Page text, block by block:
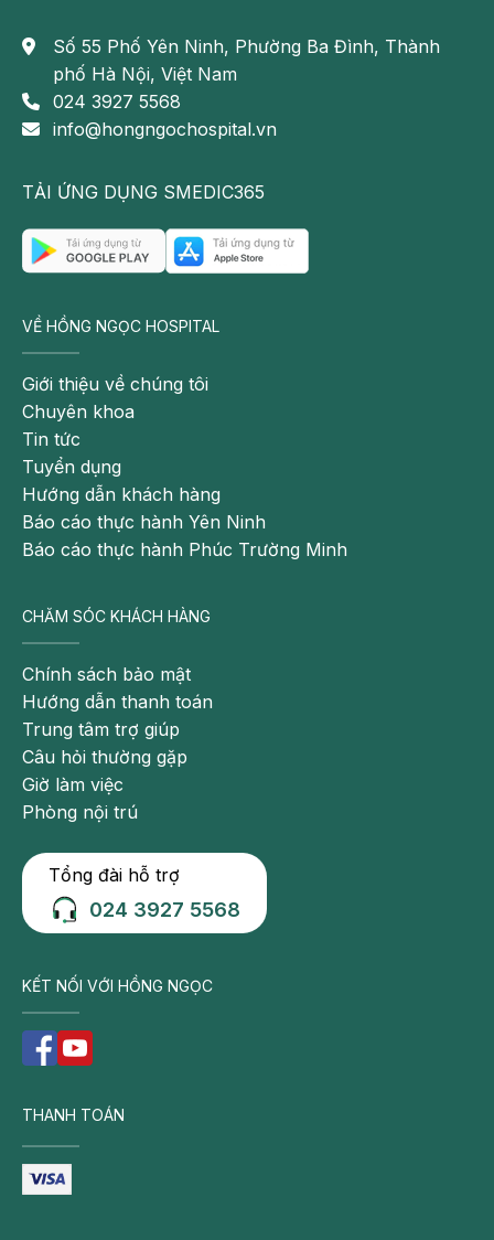
Số 55 Phố Yên Ninh, Phường Ba Đình, Thành
phố Hà Nội, Việt Nam
024 3927 5568
info@hongngochospital.vn
TẢI ỨNG DỤNG SMEDIC365
VỀ HỒNG NGỌC HOSPITAL
Giới thiệu về chúng tôi
Chuyên khoa
Tin tức
Tuyển dụng
Hướng dẫn khách hàng
Báo cáo thực hành Yên Ninh
Báo cáo thực hành Phúc Trường Minh
CHĂM SÓC KHÁCH HÀNG
Chính sách bảo mật
Hướng dẫn thanh toán
Trung tâm trợ giúp
Câu hỏi thường gặp
Giờ làm việc
Phòng nội trú
Tổng đài hỗ trợ
024 3927 5568
KẾT NỐI VỚI HỒNG NGỌC
THANH TOÁN